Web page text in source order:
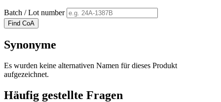
Batch / Lot number
Find CoA
Synonyme
Es wurden keine alternativen Namen für dieses Produkt
aufgezeichnet.
Häufig gestellte Fragen